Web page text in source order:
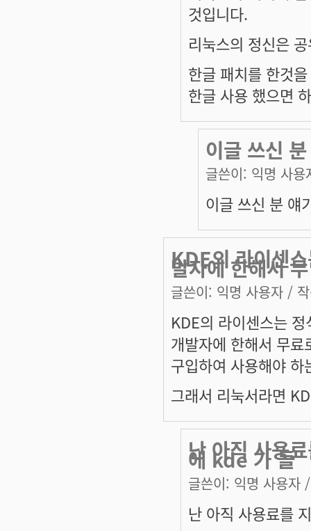
것입니다.
리눅스의 정신은
한글 패치를 한것
한글 사용 했으면
이글 쓰신
글쓴이: 익명 사용
이글 쓰신 분 얘
KDE의 라이센
발자에 한해서 무
글쓴이: 익명 사용자 /
KDE의 라이센스는
개발자에 한해서 무
구입하여 사용해야
그래서 리눅서라면
난 아직 사용
에 kde 가 들
글쓴이: 익명 사용자
난 아직 사용료를